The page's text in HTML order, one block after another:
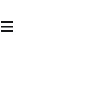
Toggle